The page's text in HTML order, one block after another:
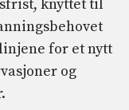
knyttet til
for et nytt
og